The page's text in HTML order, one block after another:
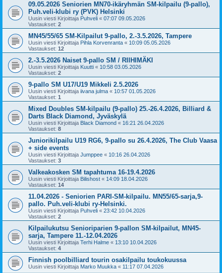
09.05.2026 Seniorien MN70-ikäryhmän SM-kilpailu (9-pallo),
Puh.veli-klubi ry (PVK) Helsinki
Uusin viesti Kirjoittaja Puhveli « 07:07 09.05.2026
Vastaukset: 2
MN45/55/65 SM-Kilpailut 9-pallo, 2.-3.5.2026, Tampere
Uusin viesti Kirjoittaja Pihla Korvenranta « 10:09 05.05.2026
Vastaukset: 12
2.-3.5.2026 Naiset 9-pallo SM / RIIHIMÄKI
Uusin viesti Kirjoittaja Kuutti « 10:58 03.05.2026
Vastaukset: 2
9-pallo SM U17/U19 Mikkeli 2.5.2026
Uusin viesti Kirjoittaja iivana julma « 10:57 01.05.2026
Vastaukset: 1
Mixed Doubles SM-kilpailu (9-pallo) 25.-26.4.2026, Billiard &
Darts Black Diamond, Jyväskylä
Uusin viesti Kirjoittaja Black Diamond « 16:21 26.04.2026
Vastaukset: 8
Juniorikilpailu U19 RG6, 9-pallo su 26.4.2026, The Club Vaasa
+ side events
Uusin viesti Kirjoittaja Jumppee « 10:16 26.04.2026
Vastaukset: 3
Valkeakosken SM tapahtuma 16-19.4.2026
Uusin viesti Kirjoittaja Bilishost « 14:09 18.04.2026
Vastaukset: 14
11.04.2026 - Seniorien PARI-SM-kilpailu. MN55/65-sarja,9-
pallo. Puh.veli-klubi ry-Helsinki.
Uusin viesti Kirjoittaja Puhveli « 23:42 10.04.2026
Vastaukset: 2
Kilpailukutsu Senioriparien 9-pallon SM-kilpailut, MN45-
sarja, Tampere 11.-12.04.2026
Uusin viesti Kirjoittaja Terhi Halme « 13:10 10.04.2026
Vastaukset: 4
Finnish poolbilliard tourin osakilpailu toukokuussa
Uusin viesti Kirjoittaja Marko Muukka « 11:17 07.04.2026